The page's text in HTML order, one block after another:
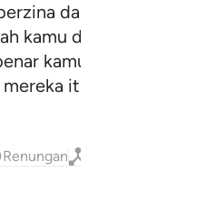
dan lelaki yang
kamu dipengaruhi
kamu beriman
itu oleh
Renungan